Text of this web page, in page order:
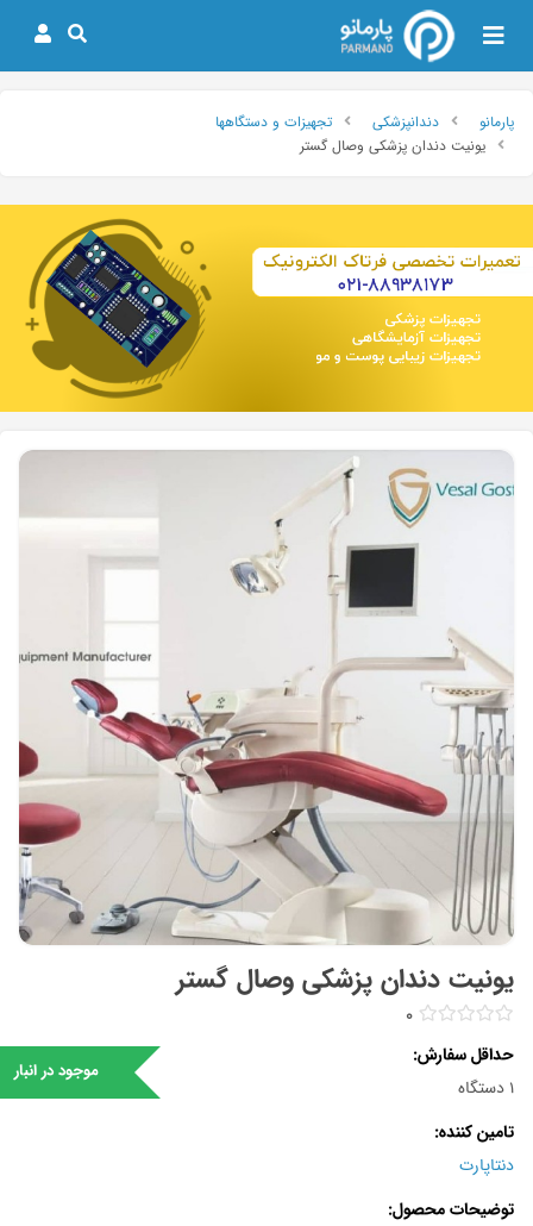
پارمانو دندانپزشکی
تجهیزات و دستگاهها
یونیت دندان پزشکی وصال گستر
یونیت دندان پزشکی وصال گستر
0
موجود در انبار
حداقل سفارش
1 دستگاه
تامین کننده
دنتاپارت
توضیحات محصول